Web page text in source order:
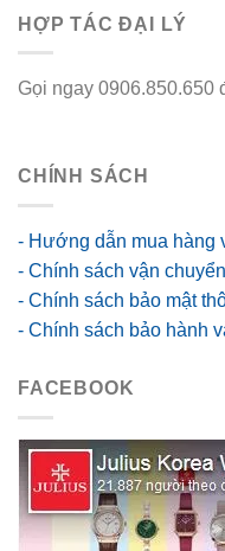
HỢP TÁC ĐẠI LÝ
Gọi ngay 0906.850.650
CHÍNH SÁCH
- Hướng dẫn mua hàng
- Chính sách vận
- Chính sách bảo mật
- Chính sách bảo hành
FACEBOOK